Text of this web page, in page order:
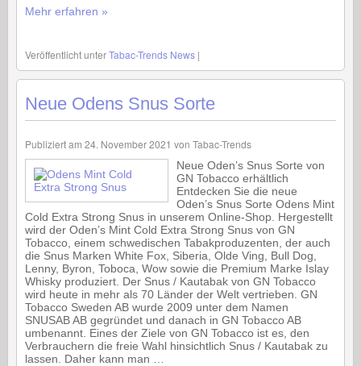
Mehr erfahren »
Veröffentlicht unterTabac-Trends News |
Neue Odens Snus Sorte
Publiziert am 24. November 2021 von Tabac-Trends
Neue Oden’s Snus Sorte von
GN Tobacco erhältlich
Entdecken Sie die neue
Oden’s Snus Sorte Odens Mint
Cold Extra Strong Snus in unserem Online-Shop. Hergestellt
wird der Oden’s Mint Cold Extra Strong Snus von GN
Tobacco, einem schwedischen Tabakproduzenten, der auch
die Snus Marken White Fox, Siberia, Olde Ving, Bull Dog,
Lenny, Byron, Toboca, Wow sowie die Premium Marke Islay
Whisky produziert. Der Snus / Kautabak von GN Tobacco
wird heute in mehr als 70 Länder der Welt vertrieben. GN
Tobacco Sweden AB wurde 2009 unter dem Namen
SNUSAB AB gegründet und danach in GN Tobacco AB
umbenannt. Eines der Ziele von GN Tobacco ist es, den
Verbrauchern die freie Wahl hinsichtlich Snus / Kautabak zu
lassen. Daher kann man …